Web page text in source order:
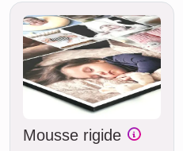
Mousse rigide